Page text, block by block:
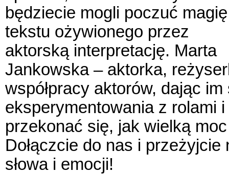
będziecie mogli poczuć magię
tekstu ożywionego przez
aktorską interpretację. Marta
Jankowska – aktorka,
współpracy aktorów, dając
eksperymentowania z rolami
przekonać się, jak wielką
Dołączcie do nas i
słowa i emocji!